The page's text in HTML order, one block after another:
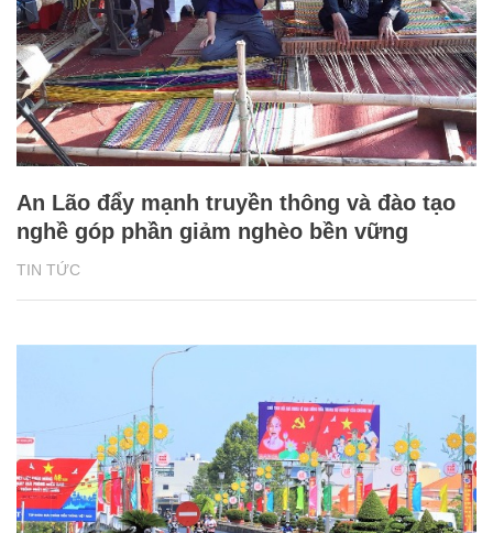
TIN TỨC
An Lão đẩy mạnh truyền thông và đào tạo
nghề góp phần giảm nghèo bền vững